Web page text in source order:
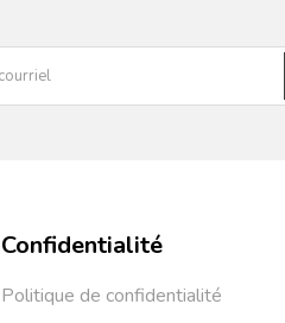
Confidentialité
Politique de confidentialité